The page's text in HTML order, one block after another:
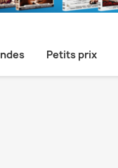
Petits prix